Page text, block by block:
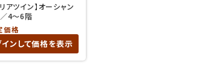
アツイン】オーシャン
4～6階
価格
インして価格を表示